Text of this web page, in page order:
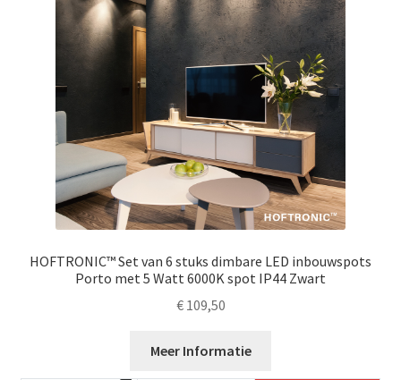
HOFTRONIC™ Set van 6 stuks dimbare LED inbouwspots
Porto met 5 Watt 6000K spot IP44 Zwart
€109,50
Meer Informatie